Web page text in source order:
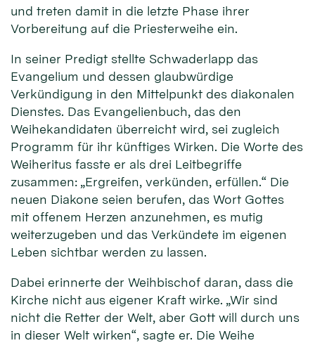
und treten damit in die letzte Phase ihrer
Vorbereitung auf die Priesterweihe ein.
In seiner Predigt stellte Schwaderlapp das
Evangelium und dessen glaubwürdige
Verkündigung in den Mittelpunkt des diakonalen
Dienstes. Das Evangelienbuch, das den
Weihekandidaten überreicht wird, sei zugleich
Programm für ihr künftiges Wirken. Die Worte des
Weiheritus fasste er als drei Leitbegriffe
zusammen: „Ergreifen, verkünden, erfüllen.“ Die
neuen Diakone seien berufen, das Wort Gottes
mit offenem Herzen anzunehmen, es mutig
weiterzugeben und das Verkündete im eigenen
Leben sichtbar werden zu lassen.
Dabei erinnerte der Weihbischof daran, dass die
Kirche nicht aus eigener Kraft wirke. „Wir sind
nicht die Retter der Welt, aber Gott will durch uns
in dieser Welt wirken“, sagte er. Die Weihe